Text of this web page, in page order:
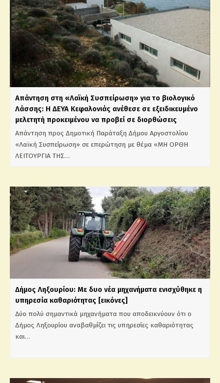
Απάντηση στη «Λαϊκή Συσπείρωση» για το βιολογικό
Λάσσης: Η ΔΕΥΑ Κεφαλονιάς ανέθεσε σε εξειδικευμένο
μελετητή προκειμένου να προβεί σε διορθώσεις
Απάντηση προς Δημοτική Παράταξη Δήμου Αργοστολίου
«Λαϊκή Συσπείρωση» σε επερώτηση με θέμα «ΜΗ ΟΡΘΗ
ΛΕΙΤΟΥΡΓΙΑ ΤΗΣ…
Δήμος Ληξουρίου: Με δυο νέα μηχανήματα ενισχύθηκε η
υπηρεσία καθαριότητας [εικόνες]
Δύο πολύ σημαντικά μηχανήματα που αποδεικνύουν ότι ο
Δήμος Ληξουρίου αναβαθμίζει τις υπηρεσίες καθαριότητας
και…